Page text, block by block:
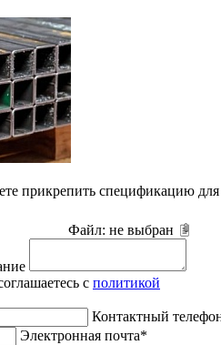
прикрепить спецификацию для
Файл: не выбран
с политикой
Контактный
Электронная почта*